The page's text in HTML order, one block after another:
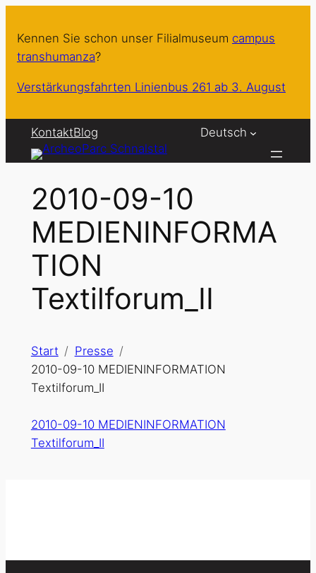
Inhalt
springen
Kennen Sie schon unser Filialmuseum campus
transhumanza?
Verstärkungsfahrten Linienbus 261 ab 3. August
KontaktBlog Deutsch
2010-09-10
MEDIENINFORMA
TION
Textilforum_II
Start
Presse
2010-09-10 MEDIENINFORMATION
Textilforum_II
2010-09-10 MEDIENINFORMATION
Textilforum_II